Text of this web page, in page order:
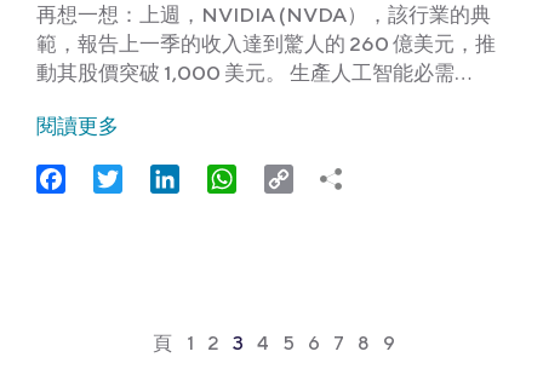
再想一想：上週，NVIDIA (NVDA），該行業的典
範，報告上一季的收入達到驚人的 260 億美元，推
動其股價突破 1,000 美元。 生產人工智能必需…
閱讀更多
FacebookTwitter LinkedIn WhatsApp
Copy
頁 1 2 3 4 5 6 7 8 9